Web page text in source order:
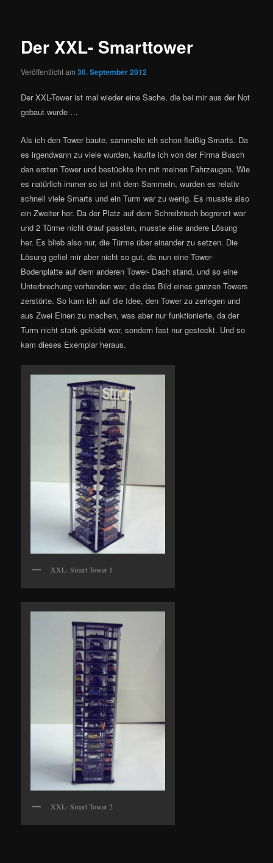
Der XXL- Smarttower
Veröffentlicht am30. September 2012
Der XXL-Tower ist mal wieder eine Sache, die bei mir aus der Not
gebaut wurde …
Als ich den Tower baute, sammelte ich schon fleißig Smarts. Da
es irgendwann zu viele wurden, kaufte ich von der Firma Busch
den ersten Tower und bestückte ihn mit meinen Fahrzeugen. Wie
es natürlich immer so ist mit dem Sammeln, wurden es relativ
schnell viele Smarts und ein Turm war zu wenig. Es musste also
ein Zweiter her. Da der Platz auf dem Schreibtisch begrenzt war
und 2 Türme nicht drauf passten, musste eine andere Lösung
her. Es blieb also nur, die Türme über einander zu setzen. Die
Lösung gefiel mir aber nicht so gut, da nun eine Tower-
Bodenplatte auf dem anderen Tower- Dach stand, und so eine
Unterbrechung vorhanden war, die das Bild eines ganzen Towers
zerstörte. So kam ich auf die Idee, den Tower zu zerlegen und
aus Zwei Einen zu machen, was aber nur funktionierte, da der
Turm nicht stark geklebt war, sondern fast nur gesteckt. Und so
kam dieses Exemplar heraus.
XXL- Smart Tower 1
XXL- Smart Tower 2